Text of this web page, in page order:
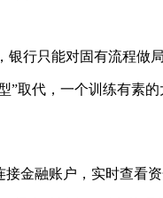
行只能对固有流程做
取代，一个训练有素
金融账户，实时查看资